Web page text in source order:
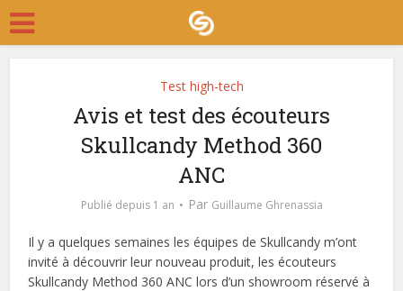
Test high-tech
Avis et test des écouteurs
Skullcandy Method 360
ANC
Publié depuis 1 an Par Guillaume Ghrenassia
Il y a quelques semaines les équipes de Skullcandy m’ont
invité à découvrir leur nouveau produit, les écouteurs
Skullcandy Method 360 ANC lors d’un showroom réservé à